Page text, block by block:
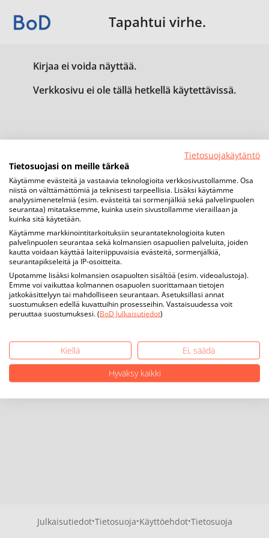
Tapahtui virhe.
Kirjaa ei voida näyttää.
Verkkosivu ei ole tällä hetkellä käytettävissä.
Julkaisutiedot·Tietosuoja·Käyttöehdot·Tietosuoja
Tietosuojakäytäntö
Tietosuojasi on meille tärkeä
Käytämme evästeitä ja vastaavia teknologioita verkkosivustollamme. Osa
niistä on välttämättömiä ja teknisesti tarpeellisia. Lisäksi käytämme
analyysimenetelmiä (esim. evästeitä tai sormenjälkiä sekä palvelinpuolen
seurantaa) mitataksemme, kuinka usein sivustollamme vieraillaan ja
kuinka sitä käytetään.
Käytämme markkinointitarkoituksiin seurantateknologioita kuten
palvelinpuolen seurantaa sekä kolmansien osapuolien palveluita, joiden
kautta voidaan käyttää laiteriippuvaisia evästeitä, sormenjälkiä,
seurantapikseleitä ja IP-osoitteita.
Upotamme lisäksi kolmansien osapuolten sisältöä (esim. videoalustoja).
Emme voi vaikuttaa kolmannen osapuolen suorittamaan tietojen
jatkokäsittelyyn tai mahdolliseen seurantaan. Asetuksillasi annat
suostumuksen edellä kuvattuihin prosesseihin. Vastaisuudessa voit
peruuttaa suostumuksesi. (BoD Julkaisutiedot)
Kiellä
Ei, säädä
Hyväksy kaikki